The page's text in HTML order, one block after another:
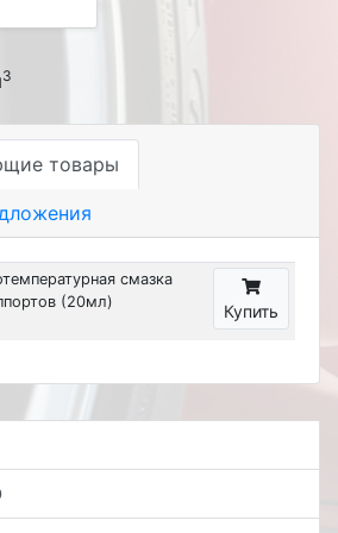
3
товары
смазка
(20мл)
Купить